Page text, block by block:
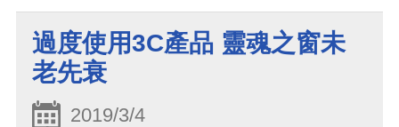
過度使用3C產品 靈魂之窗未
老先衰
2019/3/4